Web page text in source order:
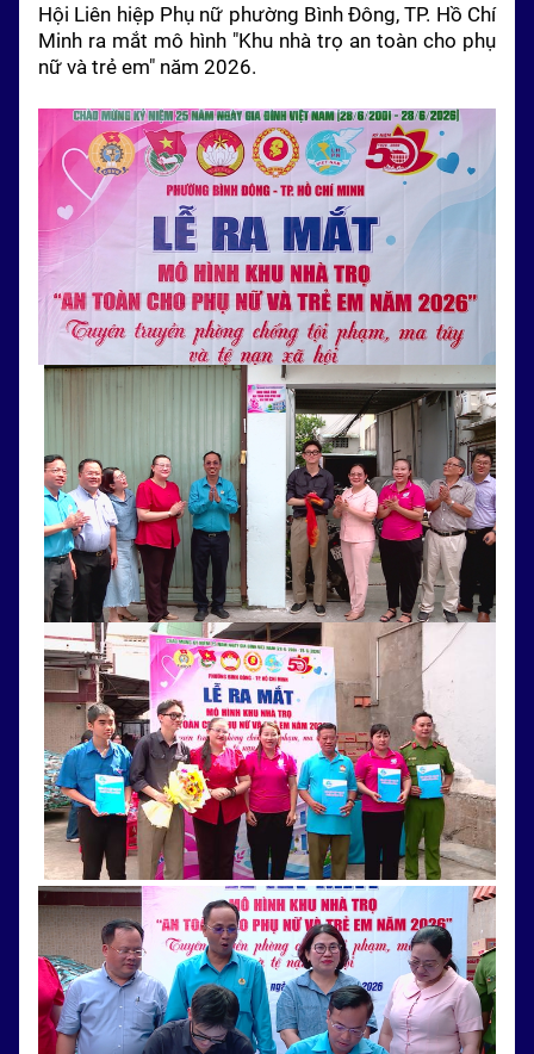
Hội Liên hiệp Phụ nữ phường Bình Đông,TP. Hồ Chí
Minh ra mắt mô hình "Khu nhà trọ an toàn cho phụ
nữ và trẻ em" năm 2026.